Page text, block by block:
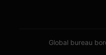
Global bureau